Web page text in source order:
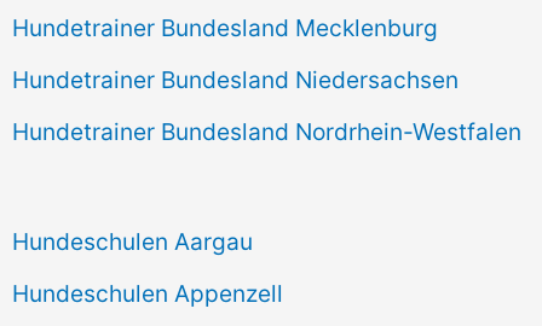
Hundetrainer Bundesland Mecklenburg
Hundetrainer Bundesland Niedersachsen
Hundetrainer Bundesland Nordrhein-Westfalen
Hundeschulen Aargau
Hundeschulen Appenzell